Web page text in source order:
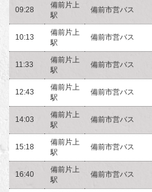
09:28
備前片上
駅
備前市営バス
10:13
備前片上
駅
備前市営バス
11:33
備前片上
駅
備前市営バス
12:43
備前片上
駅
備前市営バス
14:03
備前片上
駅
備前市営バス
15:18
備前片上
駅
備前市営バス
16:40
備前片上
駅
備前市営バス